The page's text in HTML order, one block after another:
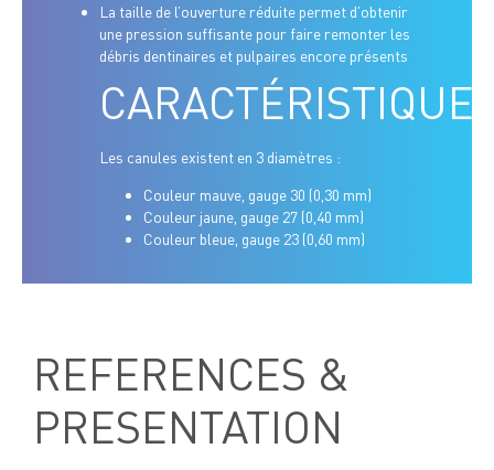
La taille de l’ouverture réduite permet d’obtenir
une pression suffisante pour faire remonter les
débris dentinaires et pulpaires encore présents
Les canules existent en 3 diamètres :
Couleur mauve, gauge 30 (0,30 mm)
Couleur jaune, gauge 27 (0,40 mm)
Couleur bleue, gauge 23 (0,60 mm)
REFERENCES &
PRESENTATION